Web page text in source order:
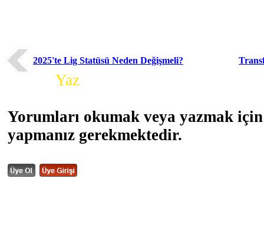
2025'te Lig Statüsü Neden Değişmeli?
Yaz
Yorumları okumak veya yazmak
yapmanız gerekmektedir.